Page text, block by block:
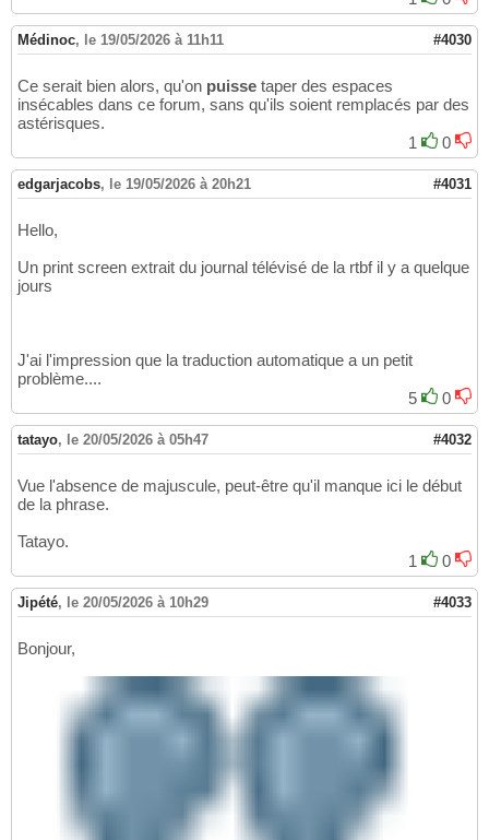
Médinoc, le 19/05/2026 à 11h11 #4030
Ce serait bien alors, qu'on puisse taper des espaces
insécables dans ce forum, sans qu'ils soient remplacés par des
astérisques.
1
0
edgarjacobs, le 19/05/2026 à 20h21 #4031
Hello,
Un print screen extrait du journal télévisé de la rtbf il y a quelque
jours
J'ai l'impression que la traduction automatique a un petit
problème....
5
0
tatayo, le 20/05/2026 à 05h47 #4032
Vue l'absence de majuscule, peut-être qu'il manque ici le début
de la phrase.
Tatayo.
1
0
Jipété, le 20/05/2026 à 10h29 #4033
Bonjour,